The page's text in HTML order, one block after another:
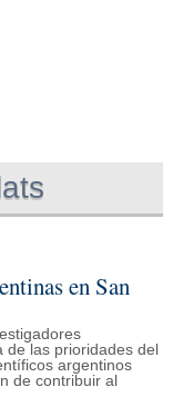
en San
las prioridades del
argentinos
de contribuir al